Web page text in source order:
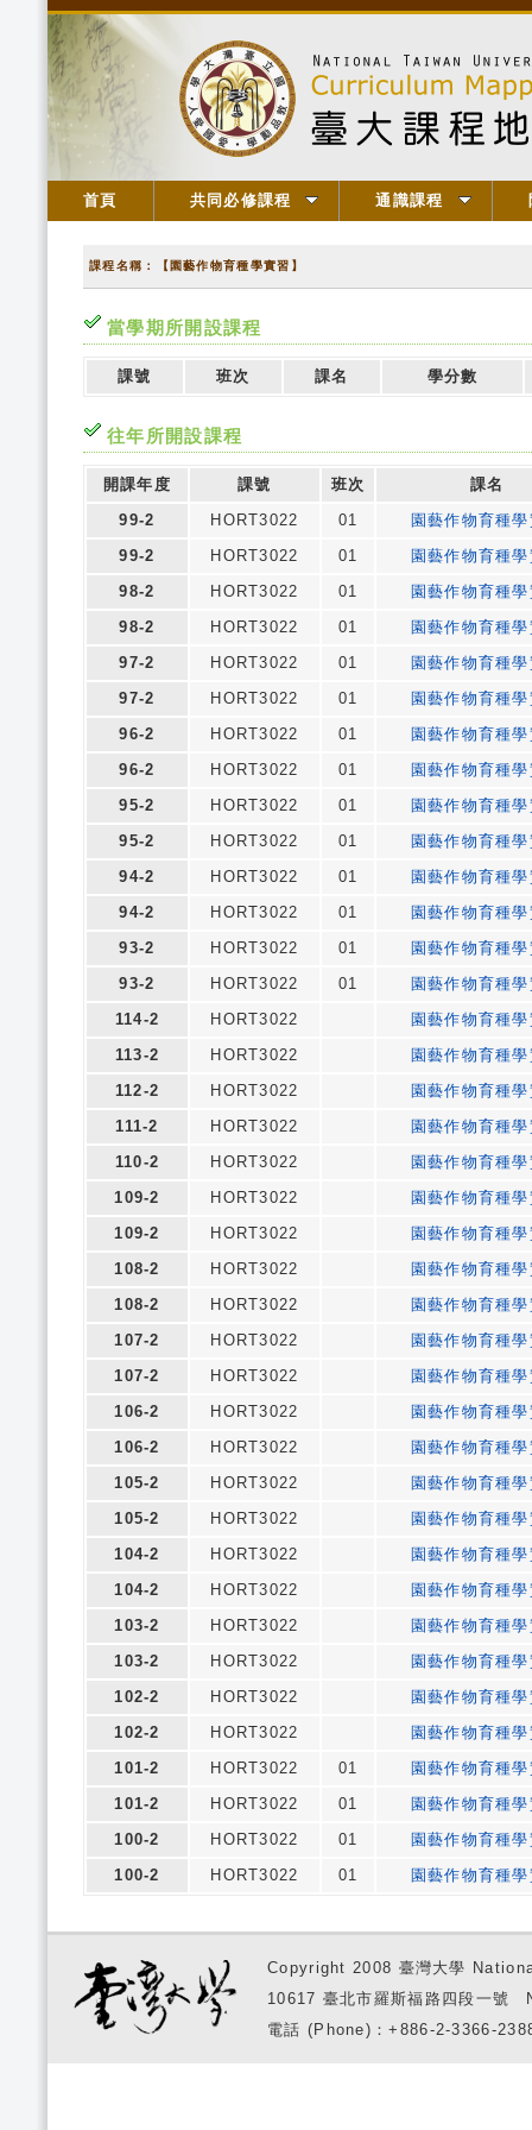
首頁 共同必修課程 通識課程
課程名稱：【園藝作物育種學實習】
當學期所開設課程
課號 班次 課名 學分數
往年所開設課程
開課年度 課號 班次
課名
99-2
HORT3022 01
園藝作物育種
99-2
HORT3022 01
園藝作物育種
98-2
HORT3022 01
園藝作物育種
98-2
HORT3022 01
園藝作物育種
97-2
HORT3022 01
園藝作物育種
97-2
HORT3022 01
園藝作物育種
96-2
HORT3022 01
園藝作物育種
96-2
HORT3022 01
園藝作物育種
95-2
HORT3022 01
園藝作物育種
95-2
HORT3022 01
園藝作物育種
94-2
HORT3022 01
園藝作物育種
94-2
HORT3022 01
園藝作物育種
93-2
HORT3022 01
園藝作物育種
93-2
HORT3022 01
園藝作物育種
114-2
HORT3022
園藝作物育種
113-2
HORT3022
園藝作物育種
112-2
HORT3022
園藝作物育種
111-2
HORT3022
園藝作物育種
110-2
HORT3022
園藝作物育種
109-2
HORT3022
園藝作物育種
109-2
HORT3022
園藝作物育種
108-2
HORT3022
園藝作物育種
108-2
HORT3022
園藝作物育種
107-2
HORT3022
園藝作物育種
107-2
HORT3022
園藝作物育種
106-2
HORT3022
園藝作物育種
106-2
HORT3022
園藝作物育種
105-2
HORT3022
園藝作物育種
105-2
HORT3022
園藝作物育種
104-2
HORT3022
園藝作物育種
104-2
HORT3022
園藝作物育種
103-2
HORT3022
園藝作物育種
103-2
HORT3022
園藝作物育種
102-2
HORT3022
園藝作物育種
102-2
HORT3022
園藝作物育種
101-2
HORT3022 01
園藝作物育種
101-2
HORT3022 01
園藝作物育種
100-2
HORT3022 01
園藝作物育種
100-2
HORT3022 01 園藝作物育種
Copyright 2008 臺灣大學
10617 臺北市羅斯福路四段一
電話 (Phone)：+886-2-3366-